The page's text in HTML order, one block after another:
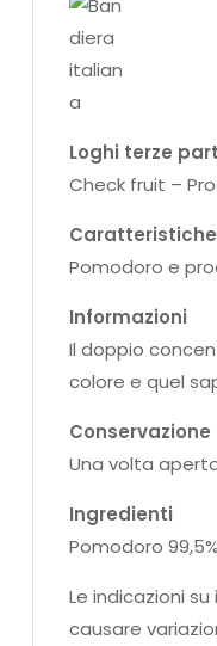
Loghi terze
Check fruit –
Caratteristiche
Pomodoro e
Informazioni
Il doppio
colore e quel
Conservazione
Una volta
Ingredienti
Pomodoro
Le indicazioni
causare